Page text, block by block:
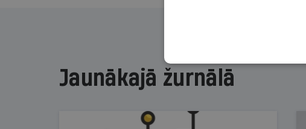
Jaunākajā žurnālā